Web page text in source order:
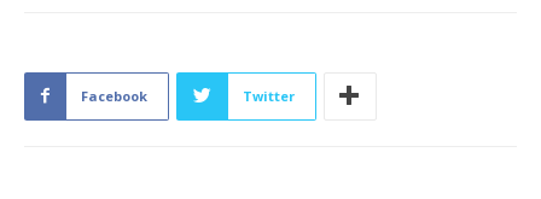
Facebook Twitter